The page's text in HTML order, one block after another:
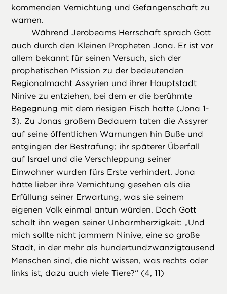
kommenden Vernichtung und Gefangenschaft zu
warnen.
Während Jerobeams Herrschaft sprach Gott
auch durch den Kleinen Propheten Jona. Er ist vor
allem bekannt für seinen Versuch, sich der
prophetischen Mission zu der bedeutenden
Regionalmacht Assyrien und ihrer Hauptstadt
Ninive zu entziehen, bei dem er die berühmte
Begegnung mit dem riesigen Fisch hatte (Jona 1-
3). Zu Jonas großem Bedauern taten die Assyrer
auf seine öffentlichen Warnungen hin Buße und
entgingen der Bestrafung; ihr späterer Überfall
auf Israel und die Verschleppung seiner
Einwohner wurden fürs Erste verhindert. Jona
hätte lieber ihre Vernichtung gesehen als die
Erfüllung seiner Erwartung, was sie seinem
eigenen Volk einmal antun würden. Doch Gott
schalt ihn wegen seiner Unbarmherzigkeit: „Und
mich sollte nicht jammern Ninive, eine so große
Stadt, in der mehr als hundertundzwanzigtausend
Menschen sind, die nicht wissen, was rechts oder
links ist, dazu auch viele Tiere?“ (4, 11)